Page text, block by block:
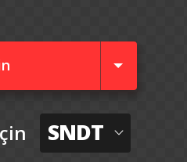
SNDT